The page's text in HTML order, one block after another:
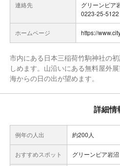
連絡先
グリーンピア
0223-25-5122
ホームページ https://
市内にある日本三稲荷竹駒神社の
しめます。山沿いにある無料屋外
海からの日の出が望めます。
詳細情
例年の人出 約200人
おすすめスポット グリーンピア岩